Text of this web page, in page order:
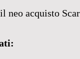
neo acquisto